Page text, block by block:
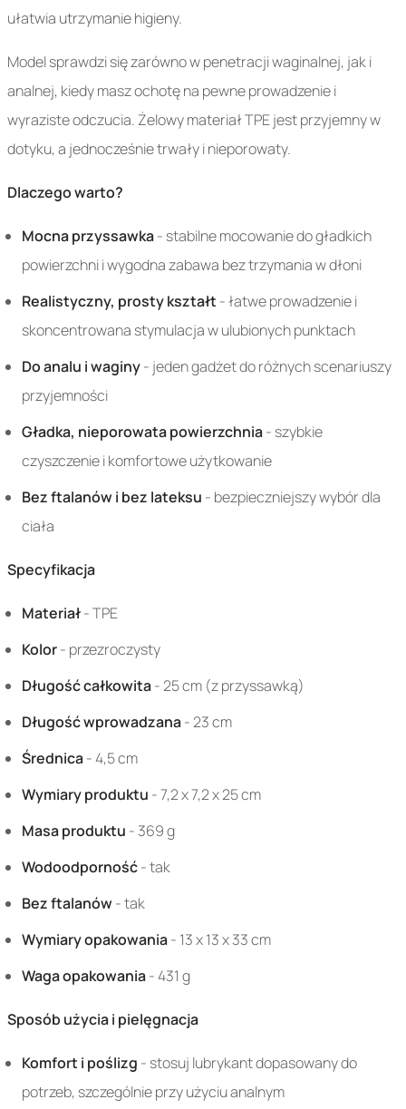
ułatwia utrzymanie higieny.
Model sprawdzi się zarówno w penetracji waginalnej, jak i
analnej, kiedy masz ochotę na pewne prowadzenie i
wyraziste odczucia. Żelowy materiał TPE jest przyjemny w
dotyku, a jednocześnie trwały i nieporowaty.
Dlaczego warto?
Mocna przyssawka- stabilne mocowanie do gładkich
powierzchni i wygodna zabawa bez trzymania w dłoni
Realistyczny, prosty kształt - łatwe prowadzenie i
skoncentrowana stymulacja w ulubionych punktach
Do analu i waginy- jeden gadżet do różnych scenariuszy
przyjemności
Gładka, nieporowata powierzchnia- szybkie
czyszczenie i komfortowe użytkowanie
Bez ftalanów i bez lateksu - bezpieczniejszy wybór dla
ciała
Specyfikacja
Materiał- TPE
Kolor- przezroczysty
Długość całkowita- 25 cm (z przyssawką)
Długość wprowadzana- 23 cm
Średnica- 4,5 cm
Wymiary produktu - 7,2 x 7,2 x 25 cm
Masa produktu - 369 g
Wodoodporność- tak
Bez ftalanów- tak
Wymiary opakowania- 13 x 13 x 33 cm
Waga opakowania- 431 g
Sposób użycia i pielęgnacja
Komfort i poślizg - stosuj lubrykant dopasowany do
potrzeb, szczególnie przy użyciu analnym